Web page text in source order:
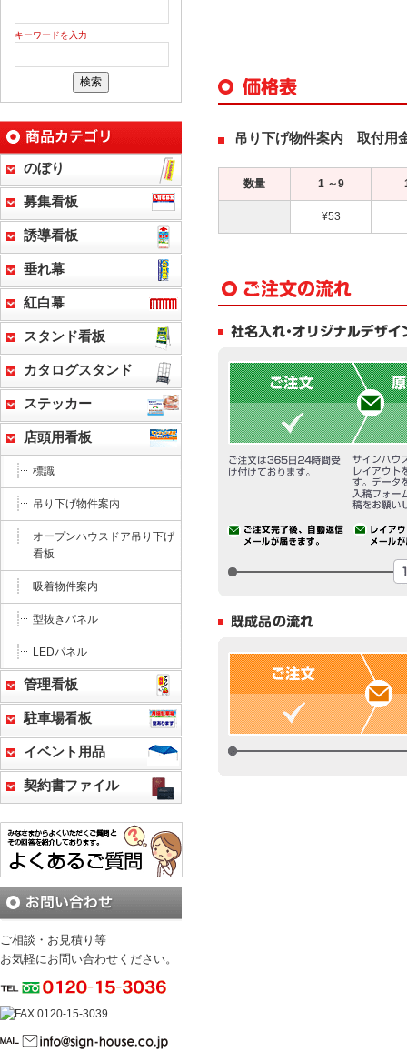
吊り下げ物件案内 取付用
数量 1 ～9
¥53
キーワードを入力
のぼり
募集看板
誘導看板
垂れ幕
紅白幕
スタンド看板
カタログスタンド
ステッカー
店頭用看板
標識
吊り下げ物件案内
オープンハウスドア吊り下げ
看板
吸着物件案内
型抜きパネル
LEDパネル
管理看板
駐車場看板
イベント用品
契約書ファイル
ご相談・お見積り等
お気軽にお問い合わせください。